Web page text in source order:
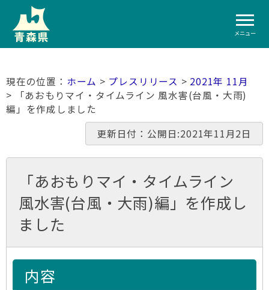
メニュー
ホーム > プレスリリース > 2021年 11月
> 「あおもりマイ・タイムライン 風水害(台風・大雨)
編」を作成しました
更新日付：公開日:2021年11月2日
「あおもりマイ・タイムライン
風水害(台風・大雨)編」を作成し
ました
内容